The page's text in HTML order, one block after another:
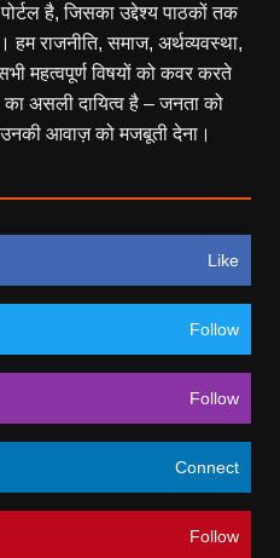
है, जिसका उद्देश्य पाठकों तक
हम राजनीति, समाज, अर्थव्यवस्था,
महत्वपूर्ण विषयों को कवर करते
का असली दायित्व है – जनता को
आवाज़ को मजबूती देना।
Like
Follow
Follow
Connect
Follow